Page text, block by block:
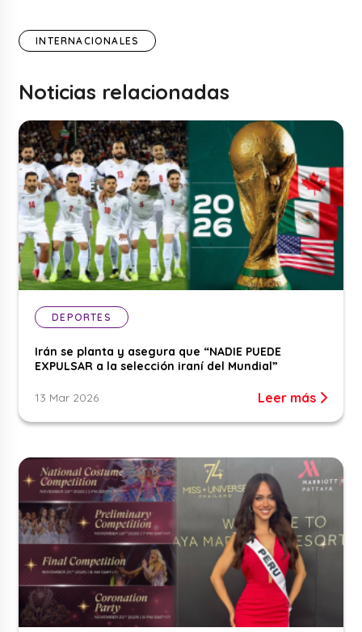
INTERNACIONALES
Noticias relacionadas
DEPORTES
Irán se planta y asegura que “NADIE PUEDE
EXPULSAR a la selección iraní del Mundial”
13 Mar 2026 Leer más